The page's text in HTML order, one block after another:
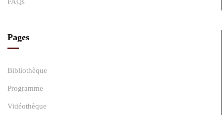
FAQs
Pages
Bibliothèque
Programme
Vidéothèque